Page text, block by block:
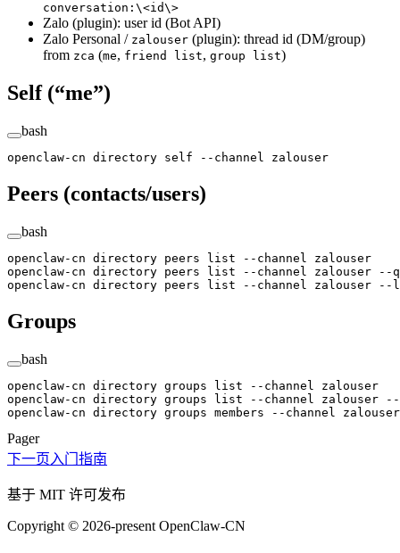
conversation:\<id\>
Zalo (plugin): user id (Bot API)
Zalo Personal / zalouser (plugin): thread id (DM/group)
from zca (me, friend list, group list)
Self (“me”)
bash
openclaw-cn directory self --channel zalouser
Peers (contacts/users)
bash
openclaw-cn directory peers list --channel
zalouser
openclaw-cn directory peers list --channel zalouser --
openclaw-cn directory peers list --channel zalouser --
Groups
bash
openclaw-cn directory groups list --channel
zalouser
openclaw-cn directory groups list --channel zalouser --
openclaw-cn directory groups members --channel zalouser
Pager
下一页 入门指南
基于 MIT 许可发布
Copyright © 2026-present OpenClaw-CN